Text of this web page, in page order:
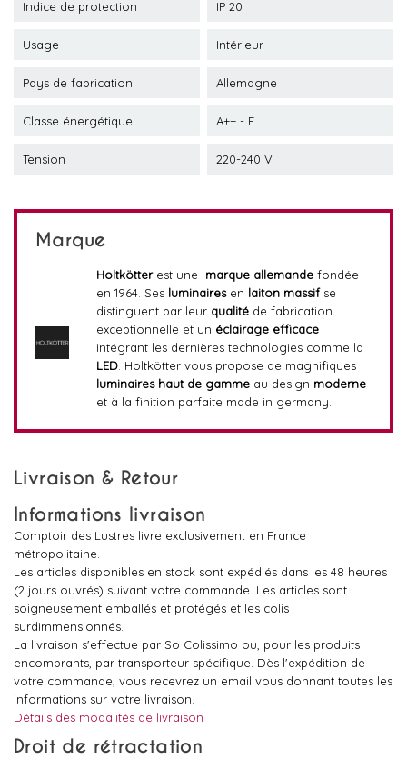
Indice de protection IP 20
Usage Intérieur
Pays de fabrication Allemagne
Classe énergétique A++ - E
Tension 220-240 V
Marque
Holtkötterest une marque allemandefondée
en 1964. Ses luminairesen laiton massifse
distinguent par leur qualitéde fabrication
exceptionnelle et un éclairage efficace
intégrant les dernières technologies comme la
LED. Holtkötter vous propose de magnifiques
luminaires haut de gammeau design moderne
et à la finition parfaite made in germany.
Livraison & Retour
Informations livraison
Comptoir des Lustres livre exclusivement en France
métropolitaine.
Les articles disponibles en stock sont expédiés dans les 48 heures
(2 jours ouvrés) suivant votre commande. Les articles sont
soigneusement emballés et protégés et les colis
surdimmensionnés.
La livraison s'effectue par So Colissimo ou, pour les produits
encombrants, par transporteur spécifique. Dès l'expédition de
votre commande, vous recevrez un email vous donnant toutes les
informations sur votre livraison.
Détails des modalités de livraison
Droit de rétractation